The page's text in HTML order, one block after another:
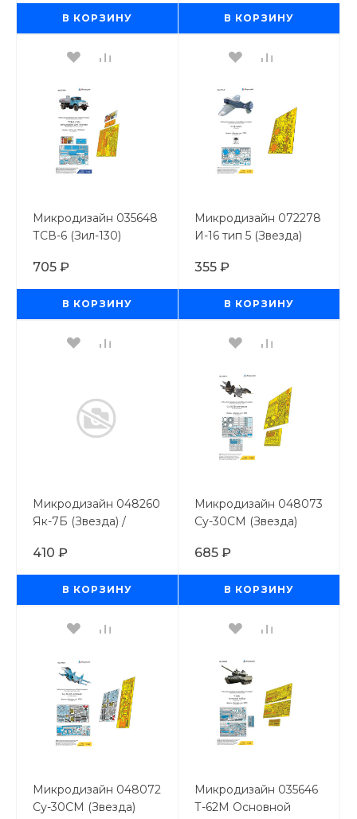
В КОРЗИНУ В КОРЗИНУ
Микродизайн 035648
ТСВ-6 (Зил-130)
1/35
705 ₽
В КОРЗИНУ
Микродизайн 072278
И-16 тип 5 (Звезда)
355 ₽
В КОРЗИНУ
Микродизайн 048260
Як-7Б (Звезда) /
410 ₽
В КОРЗИНУ
Микродизайн 048073
Су-30СМ (Звезда)
685 ₽
В КОРЗИНУ
Микродизайн 048072
Су-30СМ (Звезда)
Микродизайн 035646
Т-62М Основной